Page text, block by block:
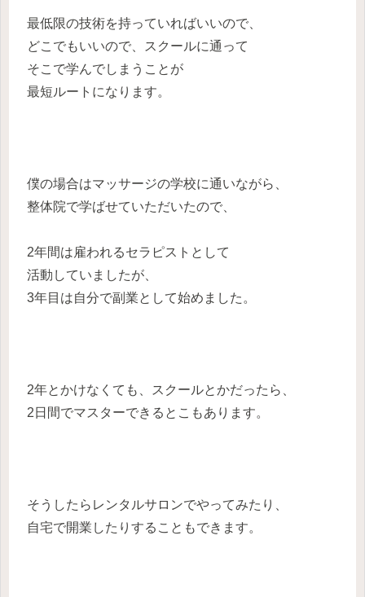
最低限の技術を持っていればいいので、
どこでもいいので、スクールに通って
そこで学んでしまうことが
最短ルートになります。
僕の場合はマッサージの学校に通いながら、
整体院で学ばせていただいたので、
2年間は雇われるセラピストとして
活動していましたが、
3年目は自分で副業として始めました。
2年とかけなくても、スクールとかだったら、
2日間でマスターできるとこもあります。
そうしたらレンタルサロンでやってみたり、
自宅で開業したりすることもできます。